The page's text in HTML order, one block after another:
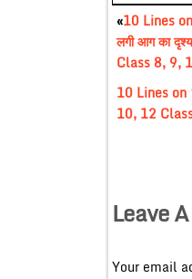
«10 Lines
लगी आग का
Class 8, 9,
10 Lines on
10, 12
Leave
Your email